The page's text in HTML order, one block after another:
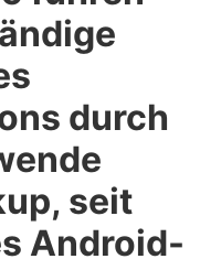
durch
seit
Android-